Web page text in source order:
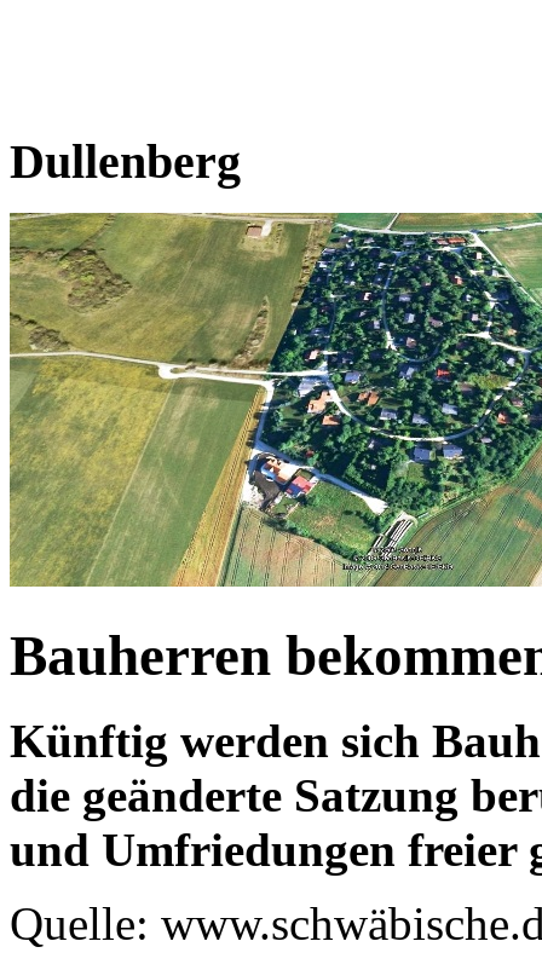
Dullenberg
Bauherren
Künftig werden sich
die geänderte Satzung
und Umfriedungen freier
Quelle: